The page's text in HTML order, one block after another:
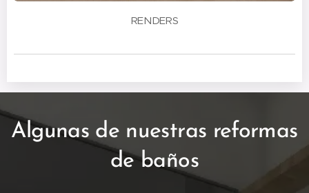
RENDERS
Algunas de nuestras reformas
de baños